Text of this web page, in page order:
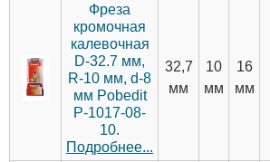
Фреза
кромочная
калевочная
D-32.7 мм,
R-10 мм, d-8
мм Pobedit
P-1017-08-
10.
Подробнее...
32,7
мм
10
мм
16
мм